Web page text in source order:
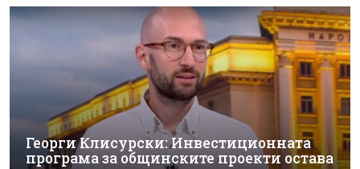
Георги Клисурски: Инвестиционната
програма за общинските проекти остава